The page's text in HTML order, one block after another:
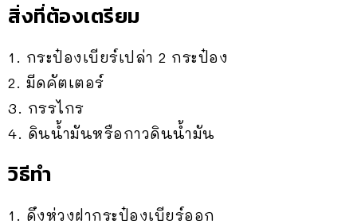
สิ่งที่ต้องเตรียม
1. กระป๋องเบียร์เปล่า 2 กระป๋อง
2. มีดคัตเตอร์
3. กรรไกร
4. ดินน้ำมันหรือกาวดินน้ำมัน
วิธีทำ
1. ดึงห่วงฝากระป๋องเบียร์ออก